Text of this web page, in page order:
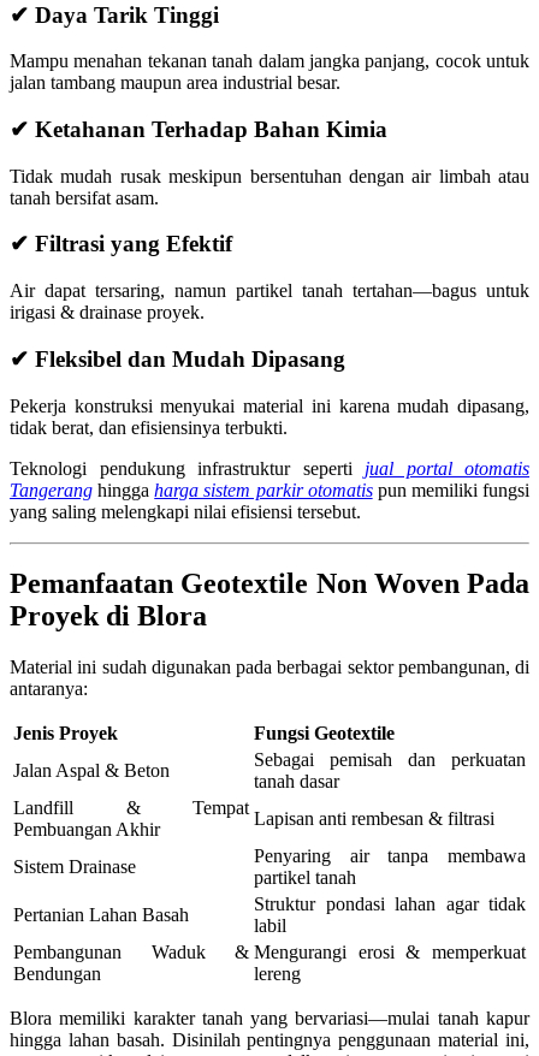
✔ Daya Tarik Tinggi
Mampu menahan tekanan tanah dalam jangka panjang, cocok untuk
jalan tambang maupun area industrial besar.
✔ Ketahanan Terhadap Bahan Kimia
Tidak mudah rusak meskipun bersentuhan dengan air limbah atau
tanah bersifat asam.
✔ Filtrasi yang Efektif
Air dapat tersaring, namun partikel tanah tertahan—bagus untuk
irigasi & drainase proyek.
✔ Fleksibel dan Mudah Dipasang
Pekerja konstruksi menyukai material ini karena mudah dipasang,
tidak berat, dan efisiensinya terbukti.
Teknologi pendukung infrastruktur seperti jual portal otomatis
Tangerang hinggaharga sistem parkir otomatispun memiliki fungsi
yang saling melengkapi nilai efisiensi tersebut.
Pemanfaatan Geotextile Non Woven Pada
Proyek di Blora
Material ini sudah digunakan pada berbagai sektor pembangunan, di
antaranya:
Jenis Proyek
Fungsi Geotextile
Jalan Aspal & Beton
Sebagai pemisah dan perkuatan
tanah dasar
Landfill & Tempat
Pembuangan Akhir
Lapisan anti rembesan & filtrasi
Sistem Drainase
Penyaring air tanpa membawa
partikel tanah
Pertanian Lahan Basah
Struktur pondasi lahan agar tidak
labil
Pembangunan Waduk &
Bendungan
Mengurangi erosi & memperkuat
lereng
Blora memiliki karakter tanah yang bervariasi—mulai tanah kapur
hingga lahan basah. Disinilah pentingnya penggunaan material ini,